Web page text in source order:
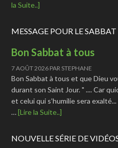
la Suite..]
MESSAGE POUR LE SABBAT
Bon Sabbat à tous
7 AOÛT 2026 PAR STEPHANE
Bon Sabbat à tous et que Dieu
durant son Saint Jour. " .... Car
et celui qui s’humilie sera
…[Lire la Suite..]
NOUVELLE SÉRIE DE